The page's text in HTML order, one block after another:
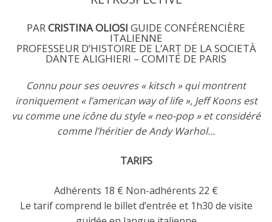
PARCRISTINA OLIOSI GUIDE CONFÉRENCIÈRE
ITALIENNE
PROFESSEUR D’HISTOIRE DE L’ART DE LA SOCIETÀ
DANTE ALIGHIERI – COMITÉ DE PARIS
Connu pour ses oeuvres « kitsch » qui montrent
ironiquement « l’american way of life », Jeff Koons est
vu comme une icône du style « neo-pop » et considéré
comme l’héritier de Andy Warhol…
TARIFS
Adhérents 18 € Non-adhérents 22 €
Le tarif comprend le billet d’entrée et 1h30 de visite